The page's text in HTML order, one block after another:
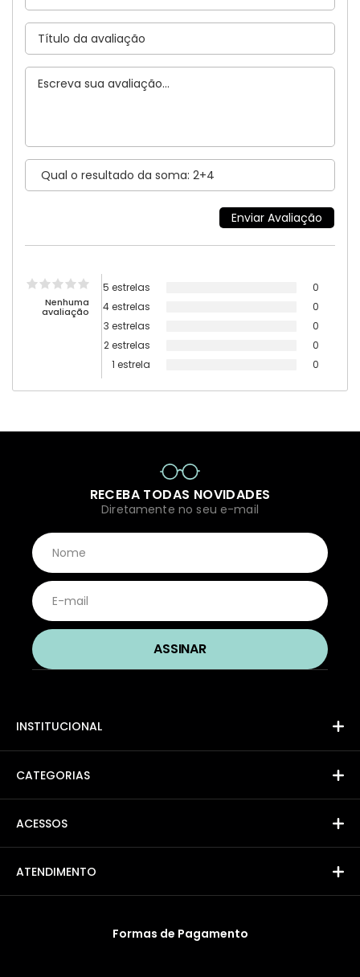
Nenhuma
avaliação
5 estrelas
0
4 estrelas
0
3 estrelas
0
2 estrelas
0
1 estrela
0
RECEBA TODAS NOVIDADES
Diretamente no seu e-mail
INSTITUCIONAL
CATEGORIAS
ACESSOS
ATENDIMENTO
Formas de Pagamento